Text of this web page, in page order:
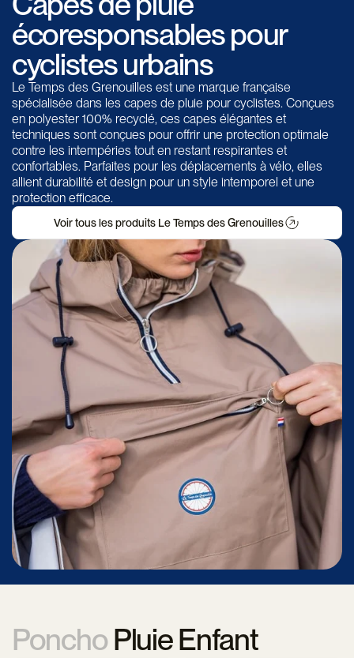
écoresponsables pour
cyclistes urbains
Le Temps des Grenouilles est une marque française
spécialisée dans les capes de pluie pour cyclistes. Conçues
en polyester 100% recyclé, ces capes élégantes et
techniques sont conçues pour offrir une protection optimale
contre les intempéries tout en restant respirantes et
confortables. Parfaites pour les déplacements à vélo, elles
allient durabilité et design pour un style intemporel et une
protection efficace.
Voir tous les produits Le Temps des Grenouilles
Poncho Pluie Enfant